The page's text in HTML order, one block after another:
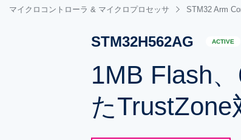
マイクロコントローラ & マイクロプロセッサ STM32 Arm
STM32H562AG ACTIVE
1MB Flash
た